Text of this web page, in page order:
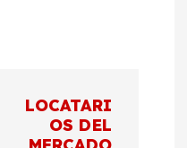
LOCATARI
OS DEL